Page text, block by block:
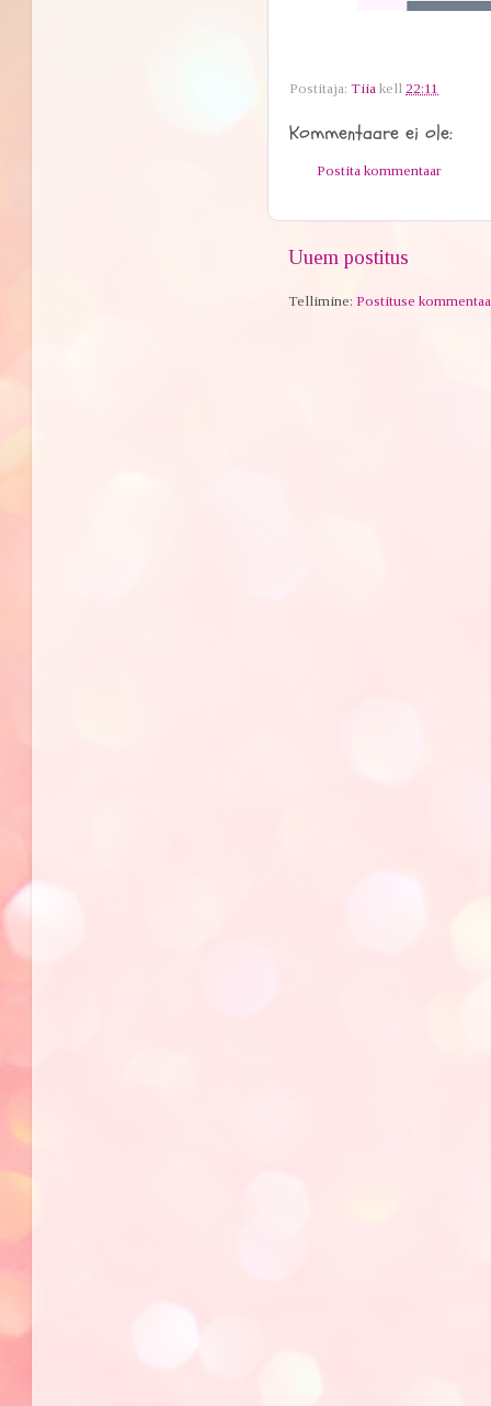
Postitaja:Tiia kell 22:11
Kommentaare ei ole:
Postita kommentaar
Uuem postitus
Tellimine:Postituse